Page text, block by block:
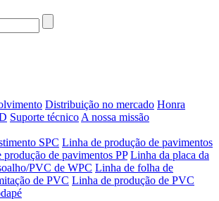
Distribuição no mercado Honra
Suporte técnico A nossa missão
SPC Linha de produção de pavimentos
produção de pavimentos PP Linha da placa da
PVC de WPC Linha de folha de
de PVC Linha de produção de PVC